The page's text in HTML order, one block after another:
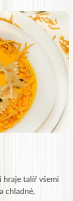
hraje talíř všemi
chladné,